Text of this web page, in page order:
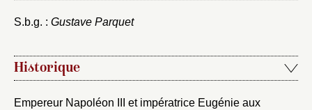
S.b.g. : Gustave Parquet
Historique
Empereur Napoléon III et impératrice Eugénie aux